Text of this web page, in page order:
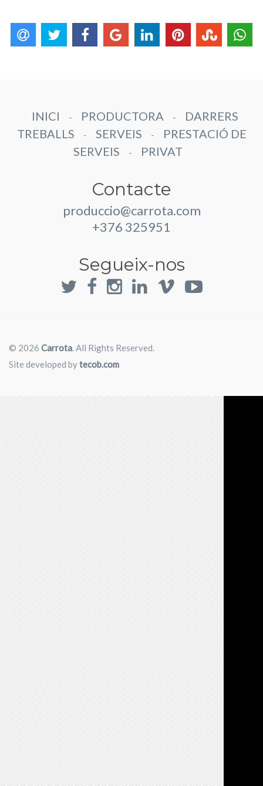
INICI - PRODUCTORA -
DARRERS
TREBALLS
- SERVEIS -
PRESTACIÓ DE
SERVEIS
- PRIVAT
Contacte
produccio@carrota.com
+376 325951
Segueix-nos
© 2026 Carrota. All Rights Reserved.
Site developed bytecob.com